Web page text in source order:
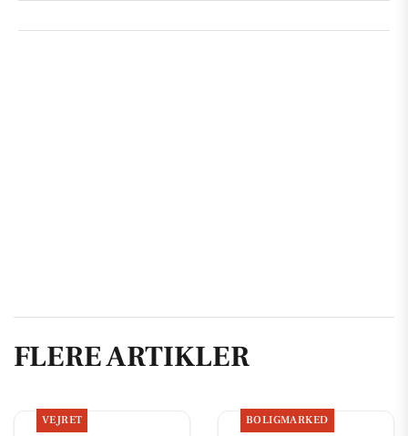
FLERE ARTIKLER
VEJRET BOLIGMARKED